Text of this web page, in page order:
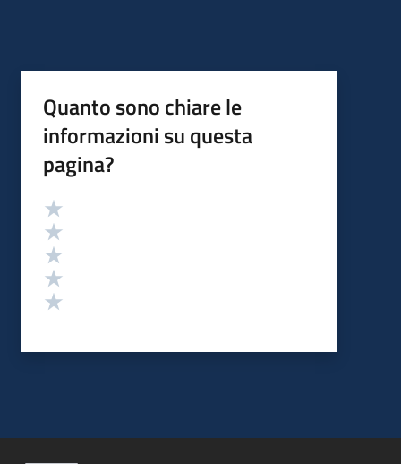
Quanto sono chiare le
informazioni su questa
pagina?
Valutazione